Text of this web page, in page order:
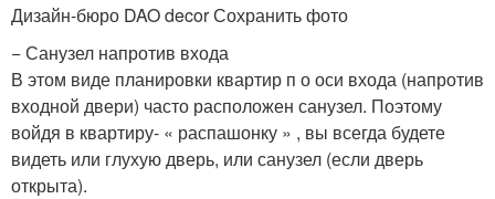
Дизайн-бюро DAO decor Сохранить фото
− Санузел напротив входа
В этом виде планировки квартир п о оси входа (напротив
входной двери) часто расположен санузел. Поэтому
войдя в квартиру- « распашонку » , вы всегда будете
видеть или глухую дверь, или санузел (если дверь
открыта).